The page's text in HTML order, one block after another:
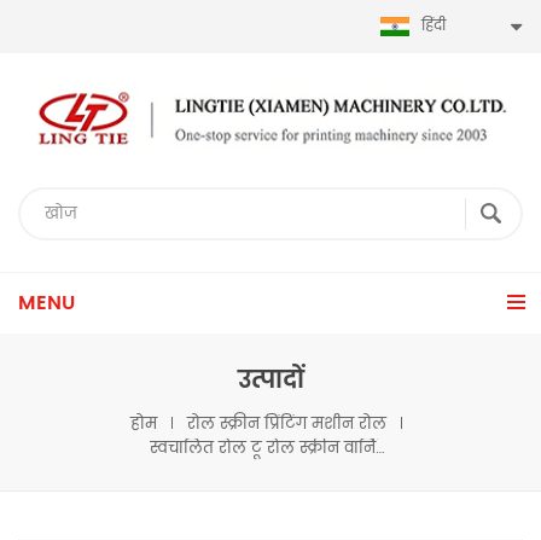
हिंदी
MENU
उत्पादों
होम
रोल स्क्रीन प्रिंटिंग मशीन रोल
स्वचालित रोल टू रोल स्क्रीन वार्निशिंग मशीन LTA-4050